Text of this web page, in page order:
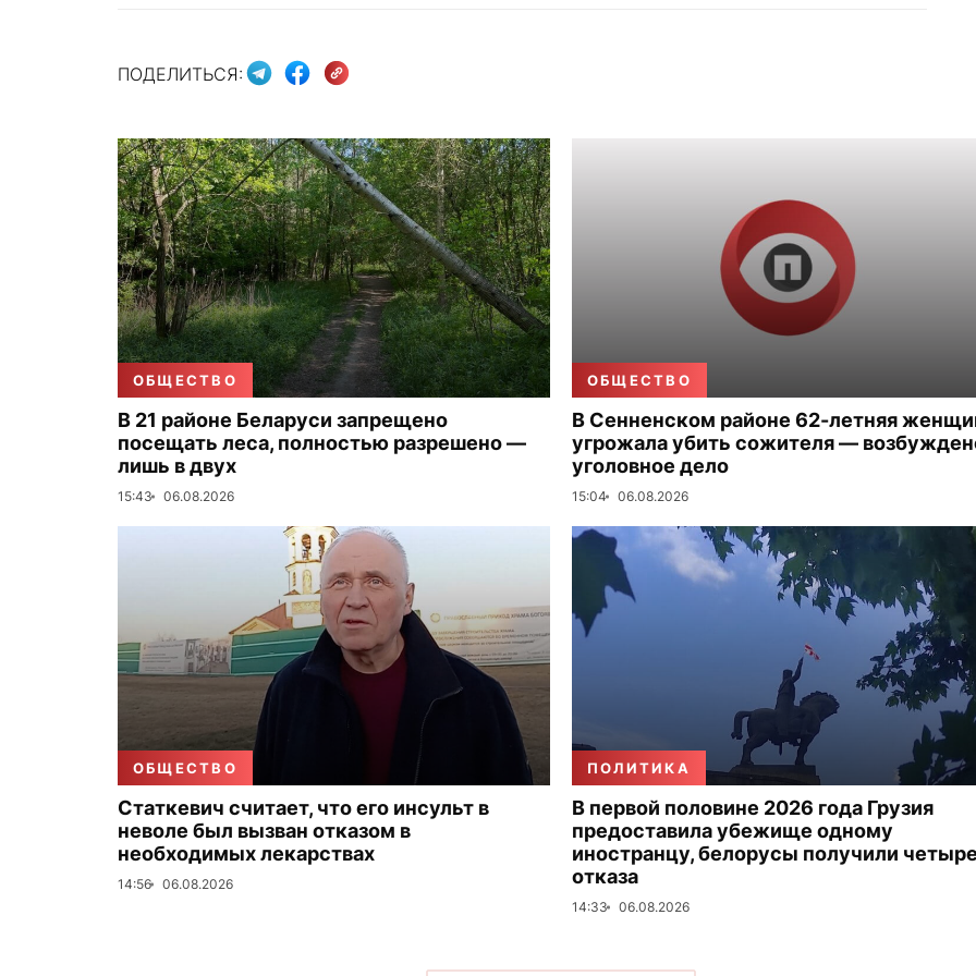
ПОДЕЛИТЬСЯ:
ОБЩЕСТВО
В 21 районе Беларуси запрещено
посещать леса, полностью разрешено —
лишь в двух
15:43 06.08.2026
ОБЩЕСТВО
В Сенненском районе 62-летняя
угрожала убить сожителя —
уголовное дело
15:04 06.08.2026
ОБЩЕСТВО
Статкевич считает, что его инсульт в
неволе был вызван отказом в
необходимых лекарствах
14:56 06.08.2026
ПОЛИТИКА
В первой половине 2026 года Грузия
предоставила убежище одному
иностранцу, белорусы получили
отказа
14:33 06.08.2026